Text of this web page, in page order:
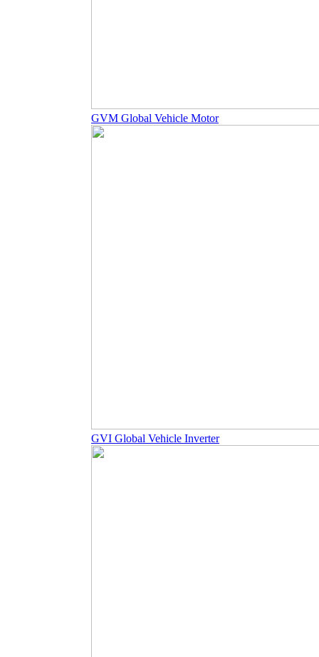
GVM Global Vehicle Motor
GVI Global Vehicle Inverter